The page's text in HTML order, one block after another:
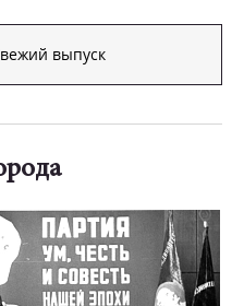
выпуск